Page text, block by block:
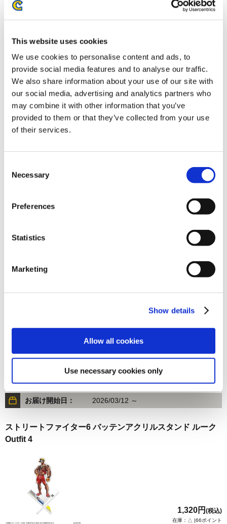
This website uses cookies
We use cookies to personalise content and ads, to
provide social media features and to analyse our traffic.
We also share information about your use of our site with
our social media, advertising and analytics partners who
may combine it with other information that you’ve
provided to them or that they’ve collected from your use
of their services.
Selection
Necessary
Preferences
Statistics
Marketing
Show details
Allow all cookies
Use necessary cookies only
ストリートファイター6 バッテンアクリルスタンド C.ヴァ
お届け開始日：
ストリートファイター6 バッテンアクリルスタンド アレッ
1,320円 (税込)
お届け開始日：
ストリートファイター6 バッテンアクリルスタンド イング
在庫：× |66ポイント
お届け開始日： 2026/03/12 ～
ストリートファイター6 バッテンアクリルスタンド ルーク
Outfit 4
1,320円 (税込)
在庫：△ |66ポイント